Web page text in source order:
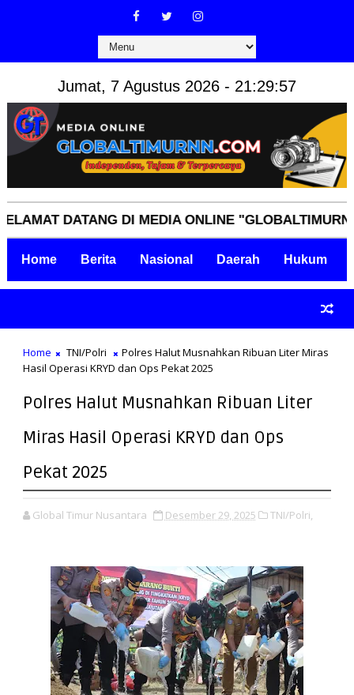
Jumat, 7 Agustus 2026 - 21:29:58
DATANG DI MEDIA ONLINE
Home Berita Nasional Daerah Hukum
Home TNI/Polri
Polres Halut Musnahkan Ribuan Liter Miras
Hasil Operasi KRYD dan Ops Pekat 2025
Polres Halut Musnahkan Ribuan Liter
Miras Hasil Operasi KRYD dan Ops
Pekat 2025
Global Timur Nusantara Desember 29, 2025 TNI/Polri,